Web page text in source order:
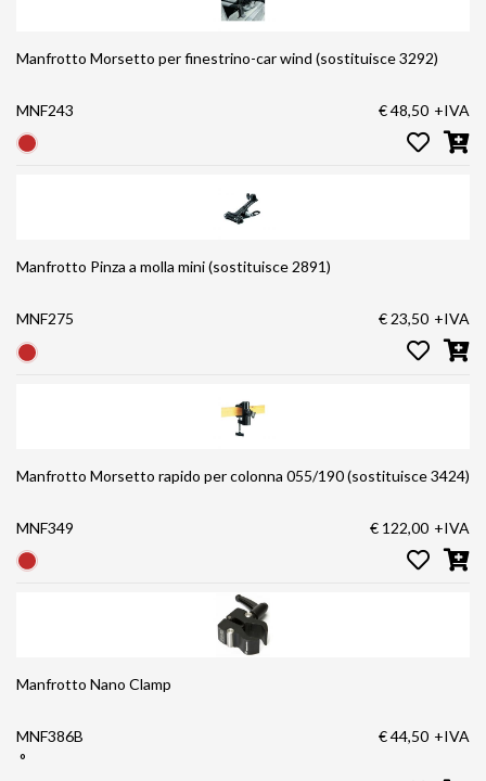
Manfrotto Morsetto per finestrino-car wind (sostituisce 3292)
MNF243 € 48,50 +IVA
Manfrotto Pinza a molla mini (sostituisce 2891)
MNF275 € 23,50 +IVA
Manfrotto Morsetto rapido per colonna 055/190 (sostituisce 3424)
MNF349 € 122,00 +IVA
Manfrotto Nano Clamp
MNF386B
°
€ 44,50 +IVA